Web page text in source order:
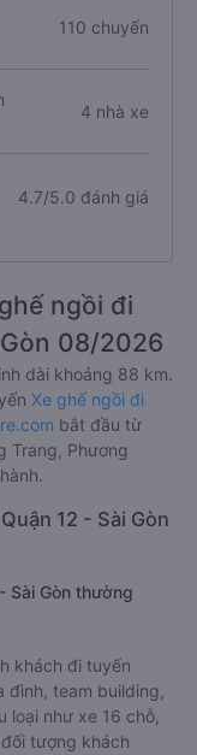
110 chuyến
4 nhà xe
4.7/5.0 đánh giá
ngồi đi
08/2026
dài khoảng 88 km.
Xe ghế ngồi đi
bắt đầu từ
Trang, Phương
12 - Sài Gòn
Sài Gòn thường
khách đi tuyến
team building,
loại như xe 16 chỗ,
tượng khách